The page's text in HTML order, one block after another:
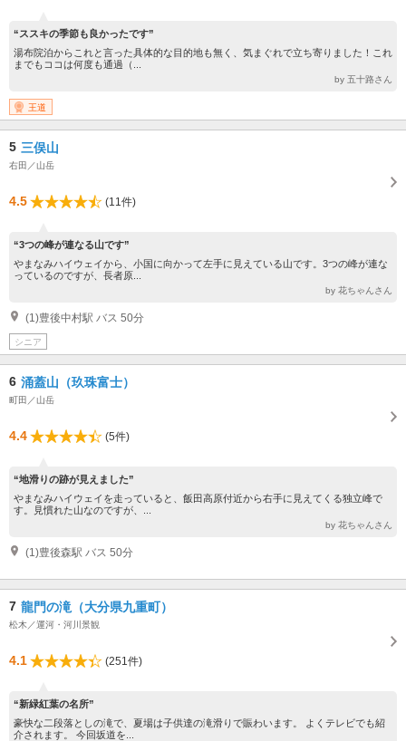
“ススキの季節も良かったです”
湯布院泊からこれと言った具体的な目的地も無く、気まぐれで立ち寄りました！これ
までもココは何度も通過（...
by 五十路さん
王道
5 三俣山
右田／山岳
4.5 (11件)
“3つの峰が連なる山です”
やまなみハイウェイから、小国に向かって左手に見えている山です。3つの峰が連な
っているのですが、長者原...
by 花ちゃんさん
(1)豊後中村駅 バス 50分
シニア
6 涌蓋山（玖珠富士）
町田／山岳
4.4 (5件)
“地滑りの跡が見えました”
やまなみハイウェイを走っていると、飯田高原付近から右手に見えてくる独立峰で
す。見慣れた山なのですが、...
by 花ちゃんさん
(1)豊後森駅 バス 50分
7 龍門の滝（大分県九重町）
松木／運河・河川景観
4.1 (251件)
“新緑紅葉の名所”
豪快な二段落としの滝で、夏場は子供達の滝滑りで賑わいます。 よくテレビでも紹
介されます。 今回坂道を...